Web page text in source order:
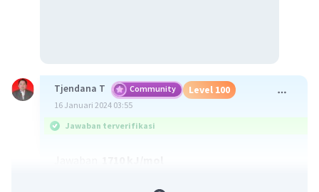
Tjendana T Community Level 100
16 Januari 2024 03:55
Jawaban terverifikasi